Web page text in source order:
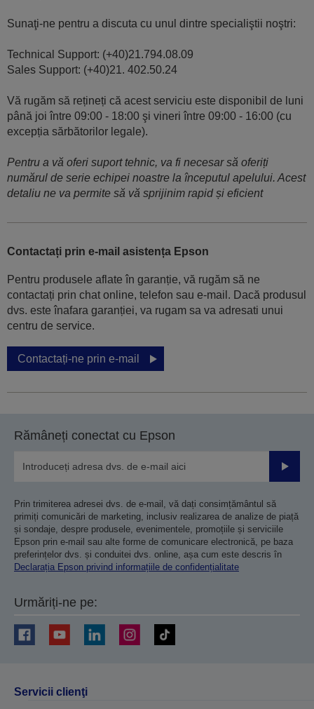
Sunaţi-ne pentru a discuta cu unul dintre specialiştii noştri:
Technical Support: (+40)21.794.08.09
Sales Support: (+40)21. 402.50.24
Vă rugăm să rețineți că acest serviciu este disponibil de luni
până joi între 09:00 - 18:00 şi vineri între 09:00 - 16:00 (cu
excepția sărbătorilor legale).
Pentru a vă oferi suport tehnic, va fi necesar să oferiți
numărul de serie echipei noastre la începutul apelului. Acest
detaliu ne va permite să vă sprijinim rapid și eficient
Contactați prin e-mail asistența Epson
Pentru produsele aflate în garanție, vă rugăm să ne
contactați prin chat online, telefon sau e-mail. Dacă produsul
dvs. este înafara garanției, va rugam sa va adresati unui
centru de service.
Contactați-ne prin e-mail
Rămâneți conectat cu Epson
Prin trimiterea adresei dvs. de e-mail, vă dați consimțământul să
primiți comunicări de marketing, inclusiv realizarea de analize de piață
și sondaje, despre produsele, evenimentele, promoțiile și serviciile
Epson prin e-mail sau alte forme de comunicare electronică, pe baza
preferințelor dvs. și conduitei dvs. online, așa cum este descris în
Declarația Epson privind informațiile de confidențialitate
Urmăriți-ne pe:
Servicii clienţi